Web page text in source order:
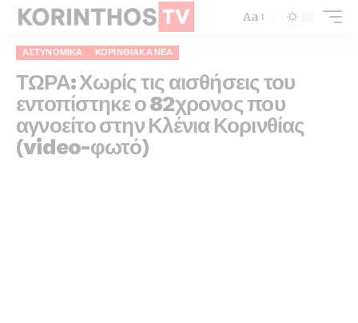
Aa
ΑΣΤΥΝΟΜΙΚΆ ΚΟΡΙΝΘΙΑΚΆ ΝΈΑ
ΤΩΡΑ: Χωρίς τις αισθήσεις του
εντοπίστηκε ο 82χρονος που
αγνοείτο στην Κλένια Κορινθίας
(video-φωτό)